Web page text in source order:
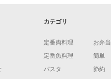
カテゴリ
定番肉料理
定番魚料理
パスタ
お弁当
簡単
節約